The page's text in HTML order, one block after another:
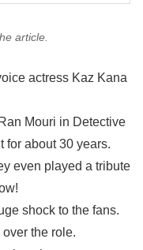
article.
actress Kaz Kana
Mouri in Detective
for about 30 years.
even played a tribute
shock to the fans.
over the role.